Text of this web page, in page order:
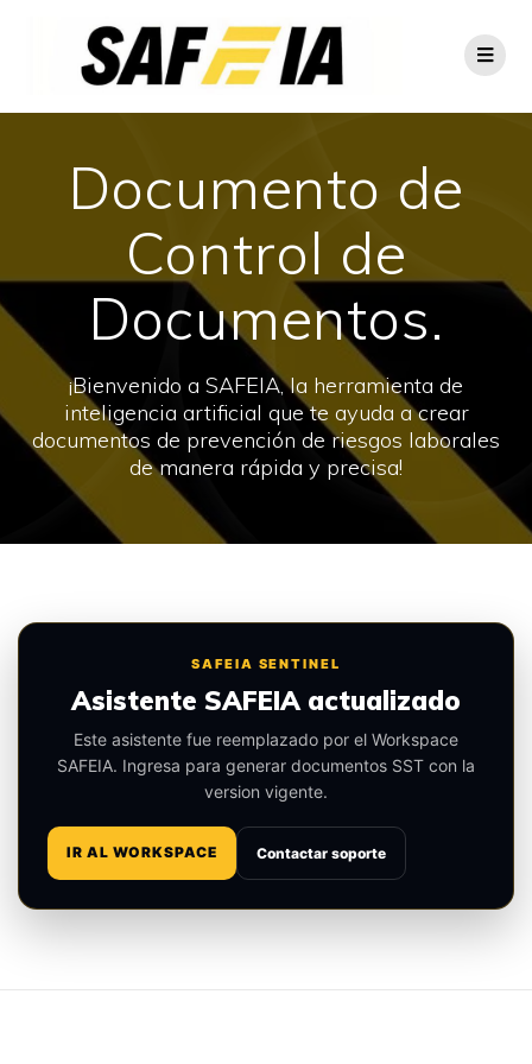
Documento de
Control de
Documentos.
¡Bienvenido a SAFEIA, la herramienta de
inteligencia artificial que te ayuda a crear
documentos de prevención de riesgos laborales
de manera rápida y precisa!
SAFEIA SENTINEL
Asistente SAFEIA actualizado
Este asistente fue reemplazado por el Workspace
SAFEIA. Ingresa para generar documentos SST con la
version vigente.
IR AL WORKSPACE Contactar soporte